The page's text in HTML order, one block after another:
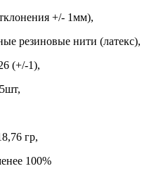
+/- 1мм),
резиновые нити (латекс),
(+/-1),
гр,
100%